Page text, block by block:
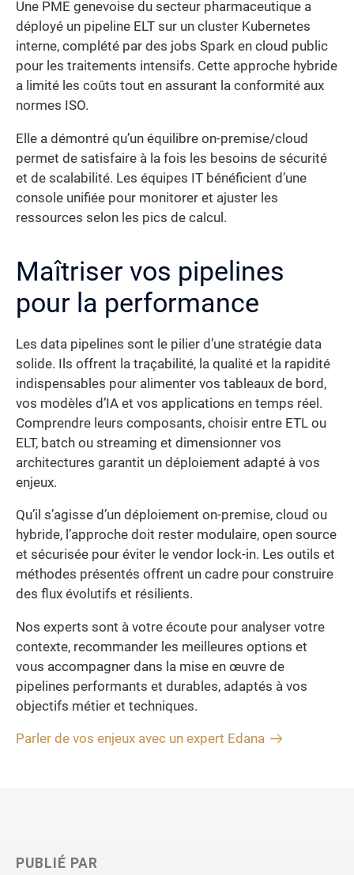
Une PME genevoise du secteur pharmaceutique a
déployé un pipeline ELT sur un cluster Kubernetes
interne, complété par des jobs Spark en cloud public
pour les traitements intensifs. Cette approche hybride
a limité les coûts tout en assurant la conformité aux
normes ISO.
Elle a démontré qu’un équilibre on-premise/cloud
permet de satisfaire à la fois les besoins de sécurité
et de scalabilité. Les équipes IT bénéficient d’une
console unifiée pour monitorer et ajuster les
ressources selon les pics de calcul.
Maîtriser vos pipelines
pour la performance
Les data pipelines sont le pilier d’une stratégie data
solide. Ils offrent la traçabilité, la qualité et la rapidité
indispensables pour alimenter vos tableaux de bord,
vos modèles d’IA et vos applications en temps réel.
Comprendre leurs composants, choisir entre ETL ou
ELT, batch ou streaming et dimensionner vos
architectures garantit un déploiement adapté à vos
enjeux.
Qu’il s’agisse d’un déploiement on-premise, cloud ou
hybride, l’approche doit rester modulaire, open source
et sécurisée pour éviter le vendor lock-in. Les outils et
méthodes présentés offrent un cadre pour construire
des flux évolutifs et résilients.
Nos experts sont à votre écoute pour analyser votre
contexte, recommander les meilleures options et
vous accompagner dans la mise en œuvre de
pipelines performants et durables, adaptés à vos
objectifs métier et techniques.
Parler de vos enjeux avec un expert Edana
PUBLIÉ PAR